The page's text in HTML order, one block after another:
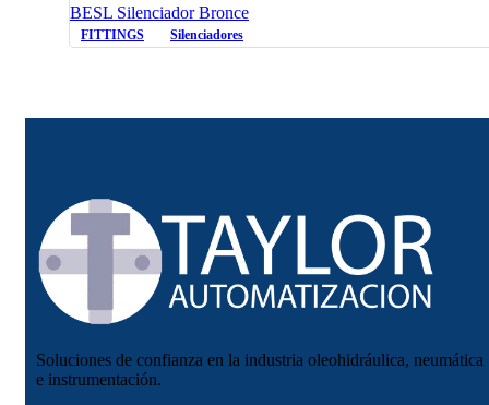
BESL Silenciador Bronce
FITTINGS Silenciadores
Soluciones de confianza en la industria oleohidráulica, neumática
e instrumentación.